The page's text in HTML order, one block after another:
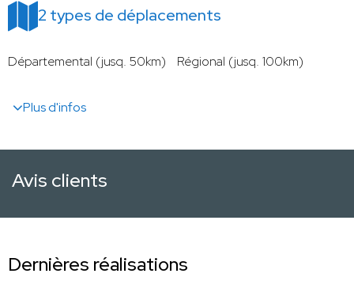
2 types de déplacements
Départemental (jusq. 50km) Régional (jusq. 100km)
Plus d'infos
Avis clients
Dernières réalisations